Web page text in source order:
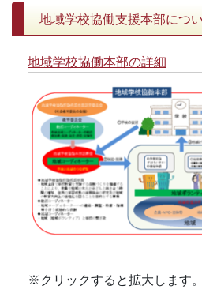
地域学校協働支援本部につ
地域学校協働本部の詳細
※クリックすると拡大します。